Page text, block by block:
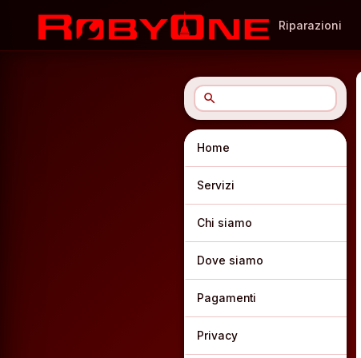
Riparazioni
search
Home
Servizi
Chi siamo
Dove siamo
Pagamenti
Privacy